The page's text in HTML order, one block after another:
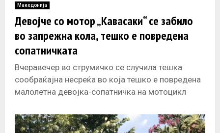
Македонија
Девојче со мотор „Кавасаки“ се забило
во запрежна кола, тешко е повредена
сопатничката
Вчеравечер во струмичко се случила тешка
сообраќајна несреќа во која тешко е повредена
малолетна девојка-сопатничка на мотоцикл
девојче.